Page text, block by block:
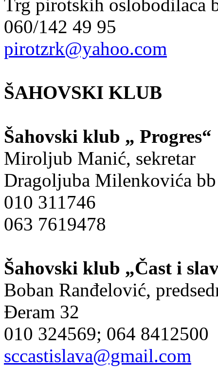
Trg pirotskih oslobodilaca
060/142 49 95
pirotzrk@yahoo.com
ŠAHOVSKI KLUB
Šahovski klub „ Progres“
Miroljub Manić, sekretar
Dragoljuba Milenkovića bb
010 311746
063 7619478
Šahovski klub „Čast i
Boban Ranđelović,
Đeram 32
010 324569; 064 8412500
sccastislava@gmail.com